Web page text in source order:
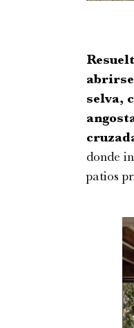
selva,
donde
patios